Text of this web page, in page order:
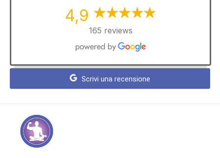
4,9
165 reviews
Scrivi una recensione